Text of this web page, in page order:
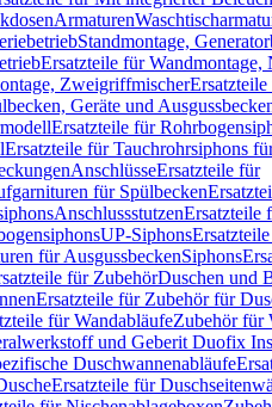
Armaturen
Standmontage,
Ersatzteile für Wandmontage,
Zweigriffmischer
Geräte und
Ersatzteile für
Ersatzteile für Tauchrohrsiphons
AnschlüsseErsatzteile für
für Spülbecken
AnschlussstutzenErsatzteile
UP-Siphons
für AusgussbeckenSiphons
für ZubehörDuschen und
Ersatzteile für Zubehör für
für WandabläufeZubehör für
und Geberit Duofix
Duschwannenabläufe
Ersatzteile für